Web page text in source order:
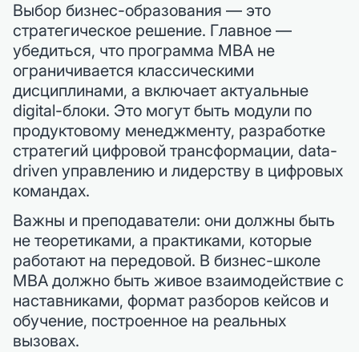
Выбор бизнес-образования — это
стратегическое решение. Главное —
убедиться, что программа MBA не
ограничивается классическими
дисциплинами, а включает актуальные
digital-блоки. Это могут быть модули по
продуктовому менеджменту, разработке
стратегий цифровой трансформации, data-
driven управлению и лидерству в цифровых
командах.
Важны и преподаватели: они должны быть
не теоретиками, а практиками, которые
работают на передовой. В бизнес-школе
MBA должно быть живое взаимодействие с
наставниками, формат разборов кейсов и
обучение, построенное на реальных
вызовах.